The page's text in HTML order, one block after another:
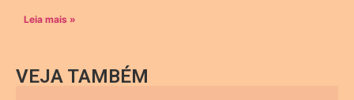
Leia mais »
VEJA TAMBÉM